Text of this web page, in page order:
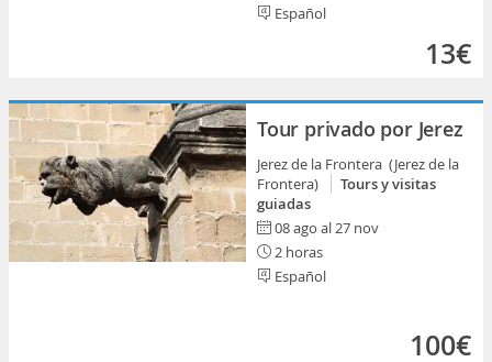
Español
13€
Tour privado por Jerez
Jerez de la Frontera (Jerez de la
Frontera)
Tours y visitas
guiadas
08 ago al 27 nov
2 horas
Español
100€